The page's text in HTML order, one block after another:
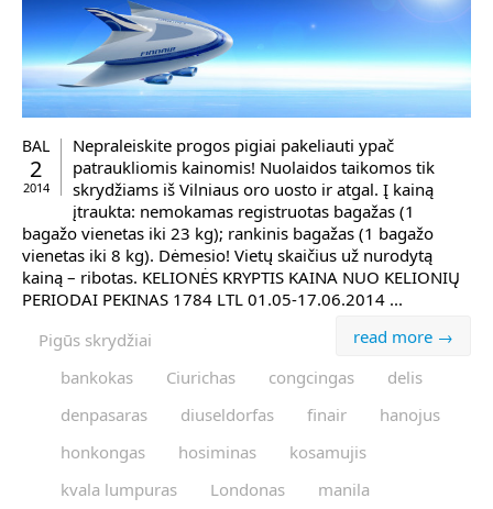
BAL
2
2014
Nepraleiskite progos pigiai pakeliauti ypač
patraukliomis kainomis! Nuolaidos taikomos tik
skrydžiams iš Vilniaus oro uosto ir atgal. Į kainą
įtraukta: nemokamas registruotas bagažas (1
bagažo vienetas iki 23 kg); rankinis bagažas (1 bagažo
vienetas iki 8 kg). Dėmesio! Vietų skaičius už nurodytą
kainą – ribotas. KELIONĖS KRYPTIS KAINA NUO KELIONIŲ
PERIODAI PEKINAS 1784 LTL 01.05-17.06.2014 ...
read more →
Pigūs skrydžiai
bankokas
Ciurichas congcingas
delis
denpasaras
diuseldorfas finair
hanojus
honkongas
hosiminas
kosamujis
kvala lumpuras
Londonas
manila